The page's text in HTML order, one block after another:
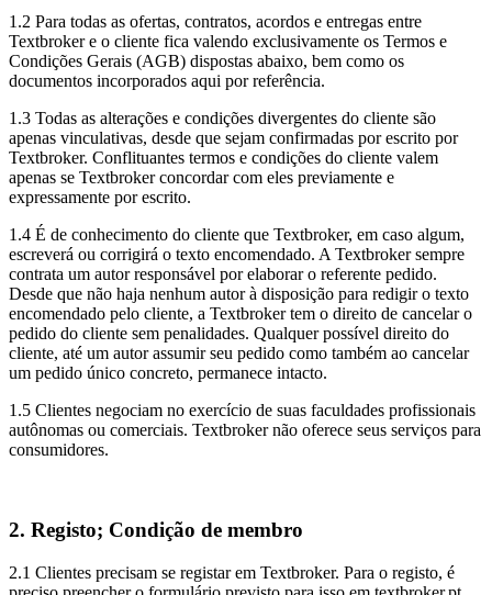
1.2 Para todas as ofertas, contratos, acordos e entregas entre
Textbroker e o cliente fica valendo exclusivamente os Termos e
Condições Gerais (AGB) dispostas abaixo, bem como os
documentos incorporados aqui por referência.
1.3 Todas as alterações e condições divergentes do cliente são
apenas vinculativas, desde que sejam confirmadas por escrito por
Textbroker. Conflituantes termos e condições do cliente valem
apenas se Textbroker concordar com eles previamente e
expressamente por escrito.
1.4 É de conhecimento do cliente que Textbroker, em caso algum,
escreverá ou corrigirá o texto encomendado. A Textbroker sempre
contrata um autor responsável por elaborar o referente pedido.
Desde que não haja nenhum autor à disposição para redigir o texto
encomendado pelo cliente, a Textbroker tem o direito de cancelar o
pedido do cliente sem penalidades. Qualquer possível direito do
cliente, até um autor assumir seu pedido como também ao cancelar
um pedido único concreto, permanece intacto.
1.5 Clientes negociam no exercício de suas faculdades profissionais
autônomas ou comerciais. Textbroker não oferece seus serviços para
consumidores.
2. Registo; Condição de membro
2.1 Clientes precisam se registar em Textbroker. Para o registo, é